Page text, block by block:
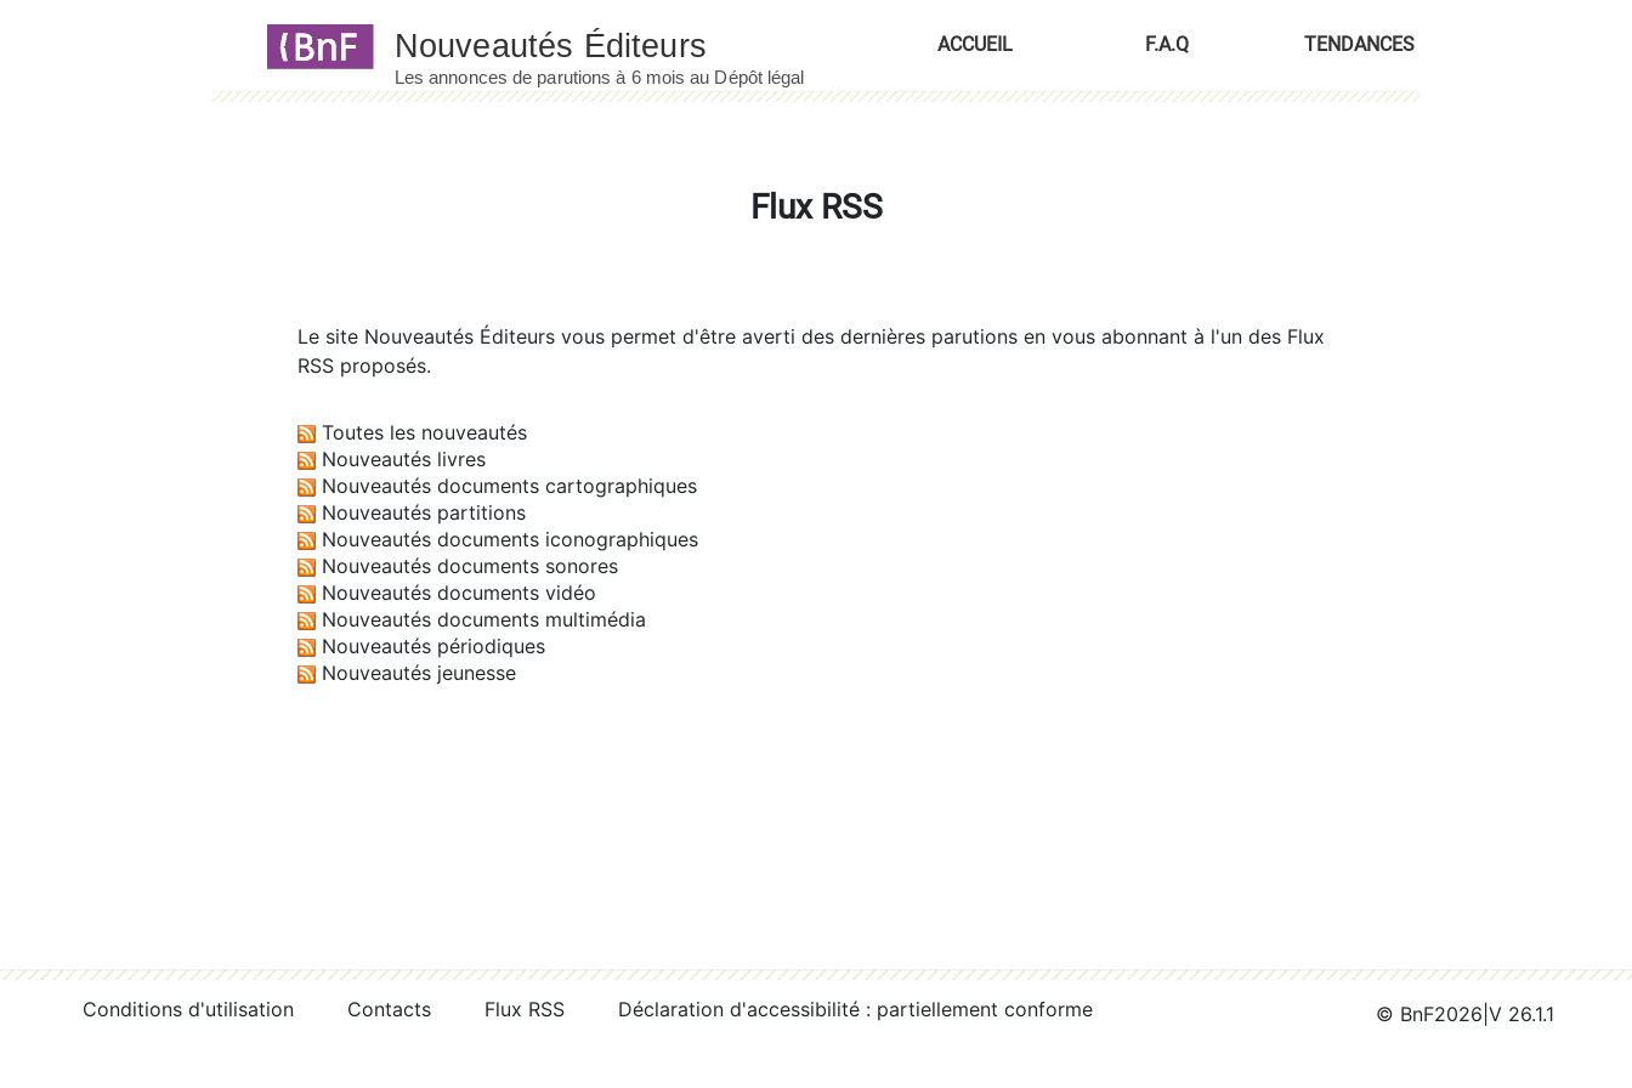
ACCUEIL F.A.Q TENDANCES
Flux RSS
Le site Nouveautés Éditeurs vous permet d'être averti des dernières parutions en vous abonnant à l'un des Flux
RSS proposés.
Toutes les nouveautés
Nouveautés livres
Nouveautés documents cartographiques
Nouveautés partitions
Nouveautés documents iconographiques
Nouveautés documents sonores
Nouveautés documents vidéo
Nouveautés documents multimédia
Nouveautés périodiques
Nouveautés jeunesse
Conditions d'utilisation Contacts Flux RSS Déclaration d'accessibilité : partiellement conforme © BnF2026 V 26.1.1